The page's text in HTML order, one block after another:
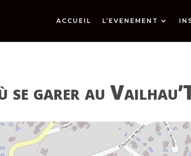
ACCUEIL L’EVENEMENT
se garer au